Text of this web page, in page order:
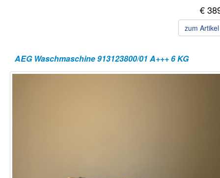
€
zum
AEG Waschmaschine 913123800/01 A+++ 6 KG